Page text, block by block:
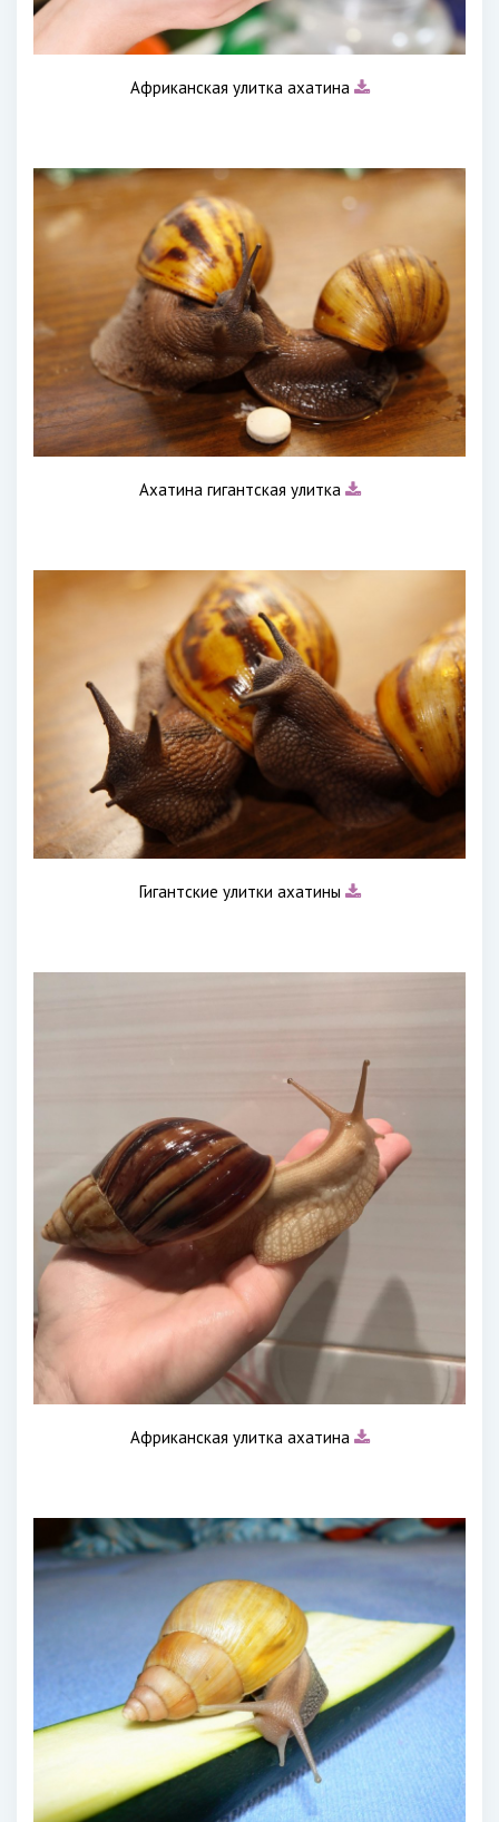
Африканская улитка ахатина
Ахатина гигантская улитка
Гигантские улитки ахатины
Африканская улитка ахатина